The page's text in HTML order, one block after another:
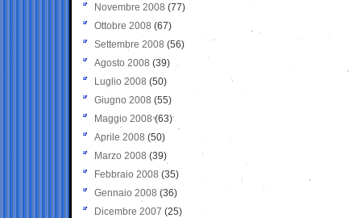
Novembre 2008 (77)
Ottobre 2008 (67)
Settembre 2008 (56)
Agosto 2008 (39)
Luglio 2008 (50)
Giugno 2008 (55)
Maggio 2008(63)
Aprile 2008 (50)
Marzo 2008 (39)
Febbraio 2008 (35)
Gennaio 2008 (36)
Dicembre 2007 (25)